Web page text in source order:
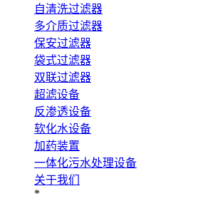
自清洗过滤器
多介质过滤器
保安过滤器
袋式过滤器
双联过滤器
超滤设备
反渗透设备
软化水设备
加药装置
一体化污水处理设备
关于我们
*